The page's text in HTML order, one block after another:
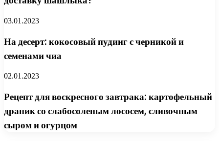
03.01.2023
На десерт: кокосовый пудинг с черникой и
семенами чиа
02.01.2023
Рецепт для воскресного завтрака: картофельный
драник со слабосоленым лососем, сливочным
сыром и огурцом